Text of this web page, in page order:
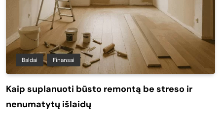
Baldai Finansai
Kaip suplanuoti būsto remontą be streso ir
nenumatytų išlaidų